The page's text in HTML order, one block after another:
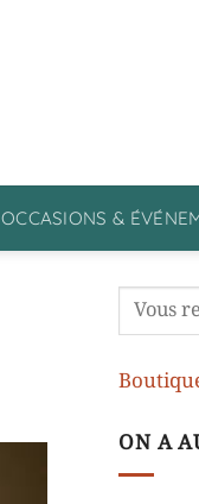
OCCASIONS &
ON A